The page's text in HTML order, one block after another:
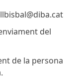
del
de la persona